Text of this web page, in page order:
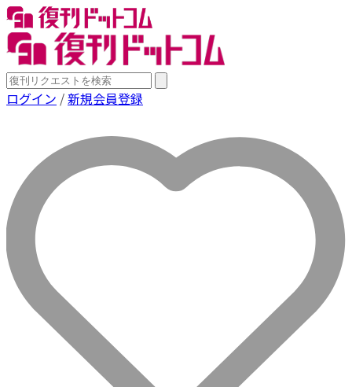
ログイン /新規会員登録